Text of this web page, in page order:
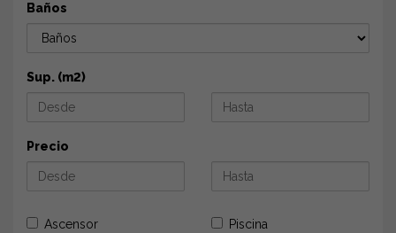
Baños
Sup. (m2)
Precio
Ascensor Piscina